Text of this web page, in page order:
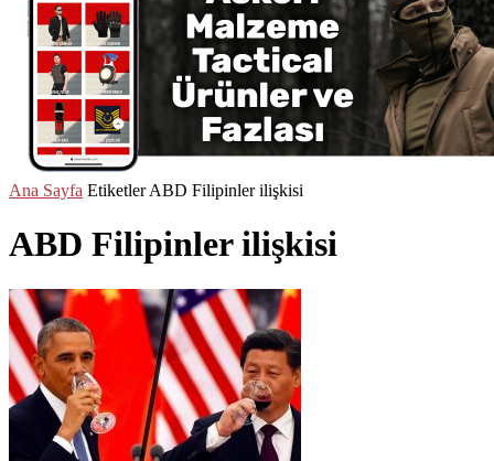
Ana Sayfa Etiketler ABD Filipinler ilişkisi
ABD Filipinler ilişkisi